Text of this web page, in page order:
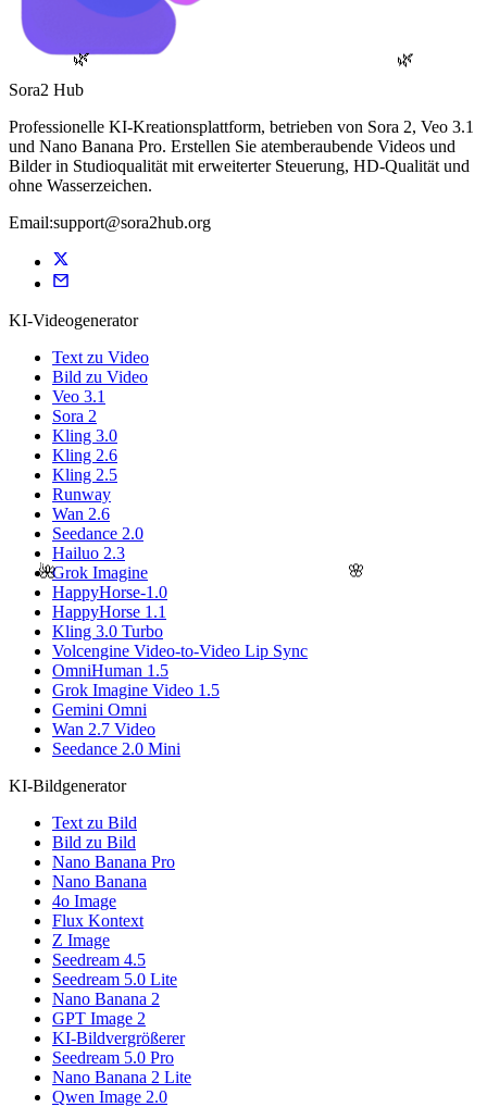
🌿
🌺
🌿
🌸
Sora2 Hub
Professionelle KI-Kreationsplattform, betrieben von Sora 2, Veo 3.1
und Nano Banana Pro. Erstellen Sie atemberaubende Videos und
Bilder in Studioqualität mit erweiterter Steuerung, HD-Qualität und
ohne Wasserzeichen.
Email:support@sora2hub.org
KI-Videogenerator
Text zu Video
Bild zu Video
Veo 3.1
Sora 2
Kling 3.0
Kling 2.6
Kling 2.5
Runway
Wan 2.6
Seedance 2.0
Hailuo 2.3
Grok Imagine
HappyHorse-1.0
HappyHorse 1.1
Kling 3.0 Turbo
Volcengine Video-to-Video Lip Sync
OmniHuman 1.5
Grok Imagine Video 1.5
Gemini Omni
Wan 2.7 Video
Seedance 2.0 Mini
KI-Bildgenerator
Text zu Bild
Bild zu Bild
Nano Banana Pro
Nano Banana
4o Image
Flux Kontext
Z Image
Seedream 4.5
Seedream 5.0 Lite
Nano Banana 2
GPT Image 2
KI-Bildvergrößerer
Seedream 5.0 Pro
Nano Banana 2 Lite
Qwen Image 2.0